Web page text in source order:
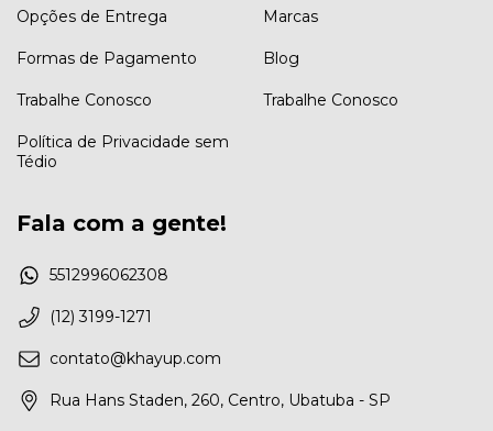
Opções de Entrega
Formas de Pagamento
Trabalhe Conosco
Política de Privacidade sem
Tédio
Marcas
Blog
Trabalhe Conosco
Fala com a gente!
5512996062308
(12) 3199-1271
contato@khayup.com
Rua Hans Staden, 260, Centro, Ubatuba - SP